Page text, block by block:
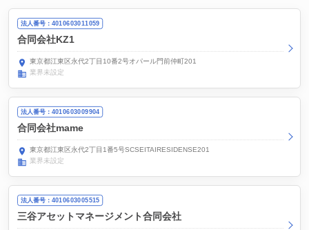
法人番号：4010603011059
合同会社KZ1
東京都江東区永代2丁目10番2号オパール門前仲町201
業界未設定
法人番号：4010603009904
合同会社mame
東京都江東区永代2丁目1番5号SCSEITAIRESIDENSE201
業界未設定
法人番号：4010603005515
三谷アセットマネージメント合同会社